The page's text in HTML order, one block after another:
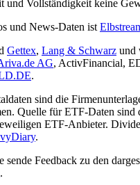
und Vollständigkeit keine
und News-Daten ist
Gettex, Lang & Schwarz und
AG, ActivFinancial,
.
sind die
Quelle für ETF-Daten sind
ETF-Anbieter.
.
sende Feedback zu den
.